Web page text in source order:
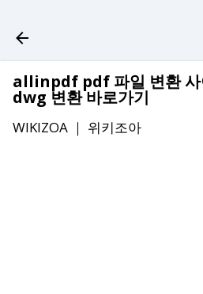
allinpdf pdf 파일 변환 사
dwg 변환 바로가기
WIKIZOA ｜ 위키조아